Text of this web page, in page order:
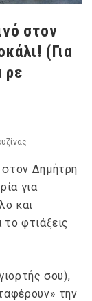
στον
(Για
ρε
Δημήτρη
για
και
φτιάξεις
σου),
την